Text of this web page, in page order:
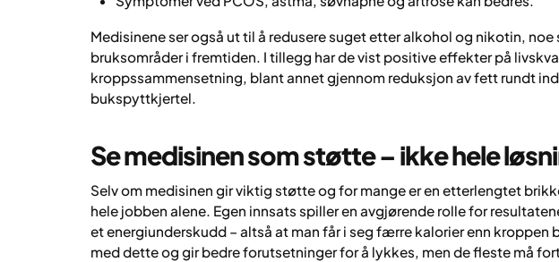
Medisinene ser også ut til å redusere suget etter alkohol og nikotin, noe
bruksområder i fremtiden. I tillegg har de vist positive effekter på
kroppssammensetning, blant annet gjennom reduksjon av fett rundt
bukspyttkjertel.
Se medisinen som støtte – ikke hele
Selv om medisinen gir viktig støtte og for mange er en etterlengtet
hele jobben alene. Egen innsats spiller en avgjørende rolle for
et energiunderskudd – altså at man får i seg færre kalorier enn kroppen
med dette og gir bedre forutsetninger for å lykkes, men de fleste må